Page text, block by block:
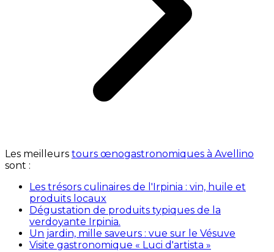
Les meilleurs tours œnogastronomiques à Avellino
sont :
Les trésors culinaires de l'Irpinia : vin, huile et
produits locaux
Dégustation de produits typiques de la
verdoyante Irpinia.
Un jardin, mille saveurs : vue sur le Vésuve
Visite gastronomique « Luci d'artista »